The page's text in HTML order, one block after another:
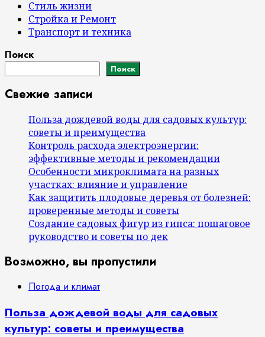
Стиль жизни
Стройка и Ремонт
Транспорт и техника
Поиск
Поиск
Свежие записи
Польза дождевой воды для садовых культур:
советы и преимущества
Контроль расхода электроэнергии:
эффективные методы и рекомендации
Особенности микроклимата на разных
участках: влияние и управление
Как защитить плодовые деревья от болезней:
проверенные методы и советы
Создание садовых фигур из гипса: пошаговое
руководство и советы по дек
Возможно, вы пропустили
Погода и климат
Польза дождевой воды для садовых
культур: советы и преимущества